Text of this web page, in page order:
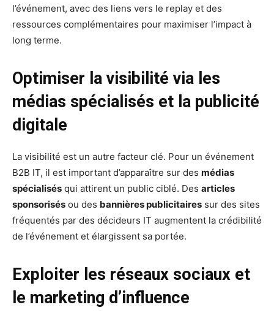
l’événement, avec des liens vers le replay et des
ressources complémentaires pour maximiser l’impact à
long terme.
Optimiser la visibilité via les
médias spécialisés et la publicité
digitale
La visibilité est un autre facteur clé. Pour un événement
B2B IT, il est important d’apparaître sur des médias
spécialisés qui attirent un public ciblé. Des articles
sponsorisés ou des bannières publicitaires sur des sites
fréquentés par des décideurs IT augmentent la crédibilité
de l’événement et élargissent sa portée.
Exploiter les réseaux sociaux et
le marketing d’influence